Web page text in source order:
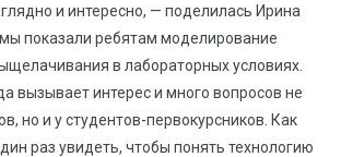
и интересно, — поделилась Ирина
показали ребятам моделирование
в лабораторных условиях.
вызывает интерес и много вопросов не
но и у студентов-первокурсников. Как
раз увидеть, чтобы понять технологию